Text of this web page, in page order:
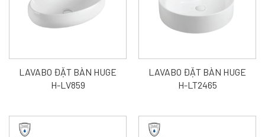
LAVABO ĐẶT BÀN HUGE
H-LV859
LAVABO ĐẶT BÀN HUGE
H-LT2465